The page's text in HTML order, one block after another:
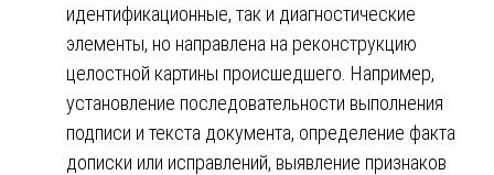
идентификационные, так и диагностические
элементы, но направлена на реконструкцию
целостной картины происшедшего. Например,
установление последовательности выполнения
подписи и текста документа, определение факта
дописки или исправлений, выявление признаков